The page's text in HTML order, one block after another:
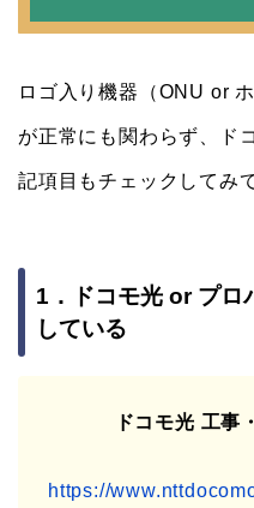
ロゴ入り機器（ONU or
が正常にも関わらず、ド
記項目もチェックしてみ
1．ドコモ光 or プロ
している
ドコモ光 工事
https://